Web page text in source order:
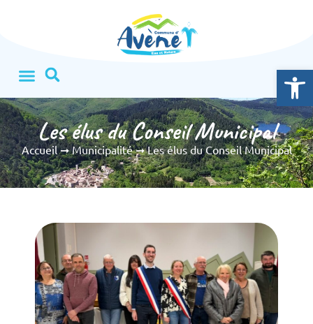
Ouvrir
Les élus du Conseil Municipal
Accueil➞Municipalité➞Les élus du Conseil Municipal